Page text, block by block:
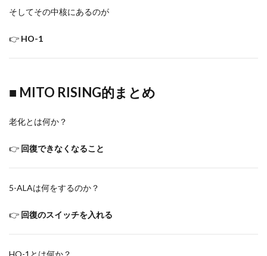
そしてその中核にあるのが
👉 HO-1
■ MITO RISING的まとめ
老化とは何か？
👉 回復できなくなること
5-ALAは何をするのか？
👉 回復のスイッチを入れる
HO-1とは何か？